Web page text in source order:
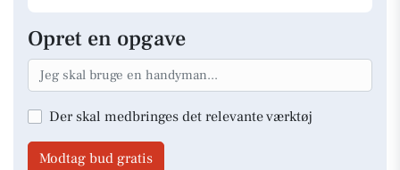
Opret en opgave
Der skal medbringes det relevante værktøj
Modtag bud gratis